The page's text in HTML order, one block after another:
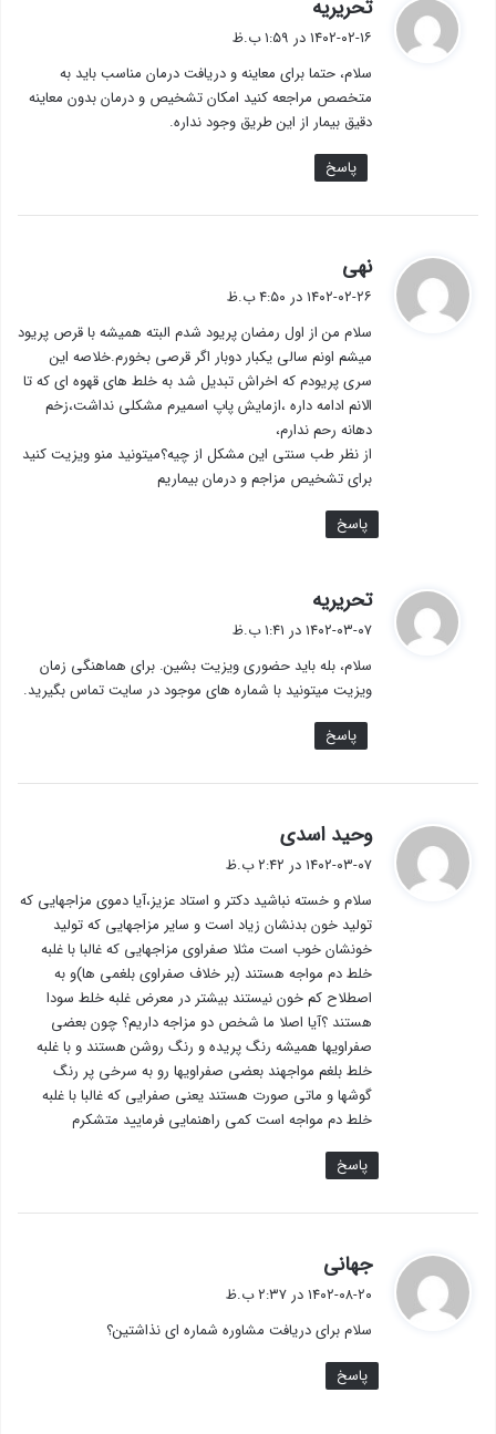
تحریریه
ف
:
۱۴۰۲-۰۲-۱۶ در ۱:۵۹ ب.ظ
سلام، حتما برای معاینه و دریافت درمان مناسب باید به
متخصص مراجعه کنید امکان تشخیص و درمان بدون معاینه
دقیق بیمار از این طریق وجود نداره.
پاسخ
نهی
۱۴۰۲-۰۲-۲۶ در ۴:۵۰ ب.ظ
سلام من از اول رمضان پریود شدم البته همیشه با قرص پریود
میشم اونم سالی یکبار دوبار اگر قرصی بخورم.خلاصه این
سری پریودم که اخراش تبدیل شد به خلط های قهوه ای که تا
الانم ادامه داره ،ازمایش پاپ اسمیرم مشکلی نداشت،زخم
دهانه رحم ندارم،
از نظر طب سنتی این مشکل از چیه؟میتونید منو ویزیت کنید
برای تشخیص مزاجم و درمان بیماریم
پاسخ
تحریریه
ف
:
۱۴۰۲-۰۳-۰۷ در ۱:۴۱ ب.ظ
سلام، بله باید حضوری ویزیت بشین. برای هماهنگی زمان
ویزیت میتونید با شماره های موجود در سایت تماس بگیرید.
پاسخ
وحید اسدی
ف
:
۱۴۰۲-۰۳-۰۷ در ۲:۴۲ ب.ظ
سلام و خسته نباشید دکتر و استاد عزیز،آیا دموی مزاجهایی که
تولید خون بدنشان زیاد است و سایر مزاجهایی که تولید
خونشان خوب است مثلا صفراوی مزاجهایی که غالبا با غلبه
خلط دم مواجه هستند (بر خلاف صفراوی بلغمی ها)و به
اصطلاح کم خون نیستند بیشتر در معرض غلبه خلط سودا
هستند ؟آیا اصلا ما شخص دو مزاجه داریم؟ چون بعضی
صفراویها همیشه رنگ پریده و رنگ روشن هستند و با غلبه
خلط بلغم مواجهند بعضی صفراویها رو به سرخی پر رنگ
گوشها و ماتی صورت هستند یعنی صفرایی که غالبا با غلبه
خلط دم مواجه است کمی راهنمایی فرمایید متشکرم
پاسخ
جهانی
ف
:
۱۴۰۲-۰۸-۲۰ در ۲:۳۷ ب.ظ
سلام برای دریافت مشاوره شماره ای نذاشتین؟
پاسخ